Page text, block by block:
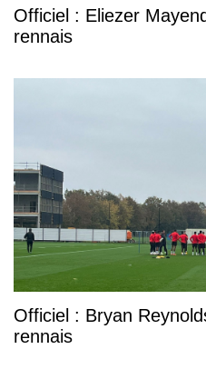
Officiel : Eliezer
rennais
Officiel : Bryan
rennais